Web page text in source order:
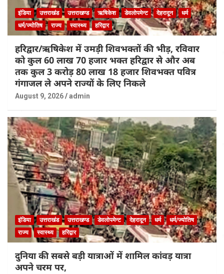
इंडिया उत्तराखंड उत्तराखण्ड ऋषिकेश डेवलोपमेन्ट देहरादून
धर्म
धर्म/ज्योतिष
राज्य स्वास्थ्य हरिद्वार
हरिद्वार/ऋषिकेश में उमड़ी शिवभक्तों की भीड़, रविवार
को कुल 60 लाख 70 हजार भक्त हरिद्वार से और अब
तक कुल 3 करोड़ 80 लाख 18 हजार शिवभक्त पवित्र
गंगाजल ले अपने राज्यों के लिए निकले
August 9, 2026 admin
इंडिया उत्तराखंड उत्तराखण्ड डेवलोपमेन्ट देहरादून धर्म
धर्म/ज्योतिष
राज्य
स्वास्थ्य हरिद्वार
दुनिया की सबसे बड़ी यात्राओं में शामिल कांवड़ यात्रा
अपने चरम पर,